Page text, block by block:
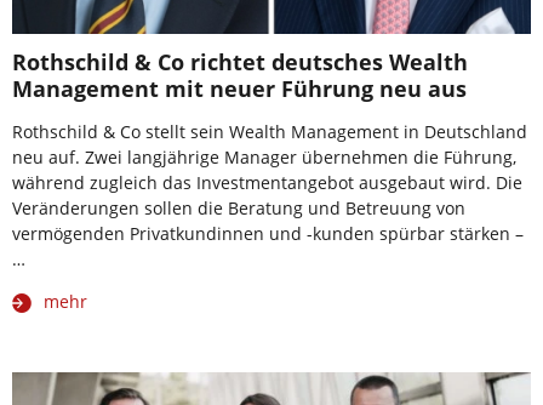
Rothschild & Co richtet deutsches Wealth
Management mit neuer Führung neu aus
Rothschild & Co stellt sein Wealth Management in Deutschland
neu auf. Zwei langjährige Manager übernehmen die Führung,
während zugleich das Investmentangebot ausgebaut wird. Die
Veränderungen sollen die Beratung und Betreuung von
vermögenden Privatkundinnen und -kunden spürbar stärken –
…
mehr